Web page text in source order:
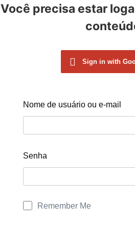
Você precisa estar
Sign in with
Nome de usuário ou e-mail
Senha
Remember Me